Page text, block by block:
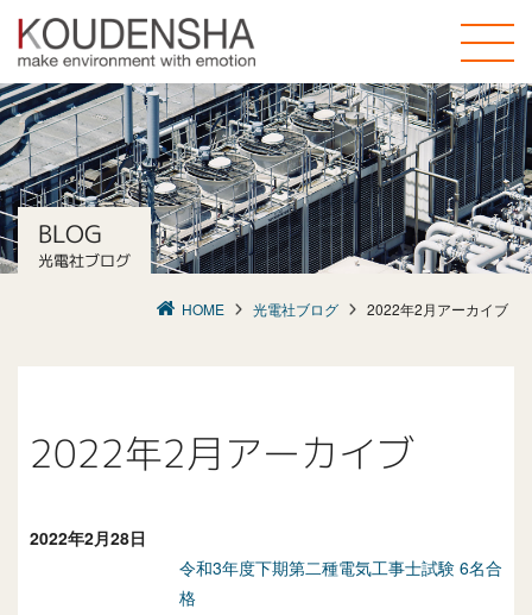
toggle
BLOG
光電社ブログ
HOME 光電社ブログ 2022年2月アーカイブ
2022年2月アーカイブ
2022年2月28日
令和3年度下期第二種電気工事士試験 6名合
格